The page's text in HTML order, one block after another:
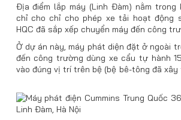
Địa điểm lắp máy (Linh Đàm) nằm trong
chỉ cho chỉ cho phép xe tải hoạt động
HQC đã sắp xếp chuyển máy đến công
Ở dự án này, máy phát diện đặt ở ngoài
đến công trường dùng xe cẩu tự hành
vào đúng vị trí trên bệ (bệ bê-tông đã